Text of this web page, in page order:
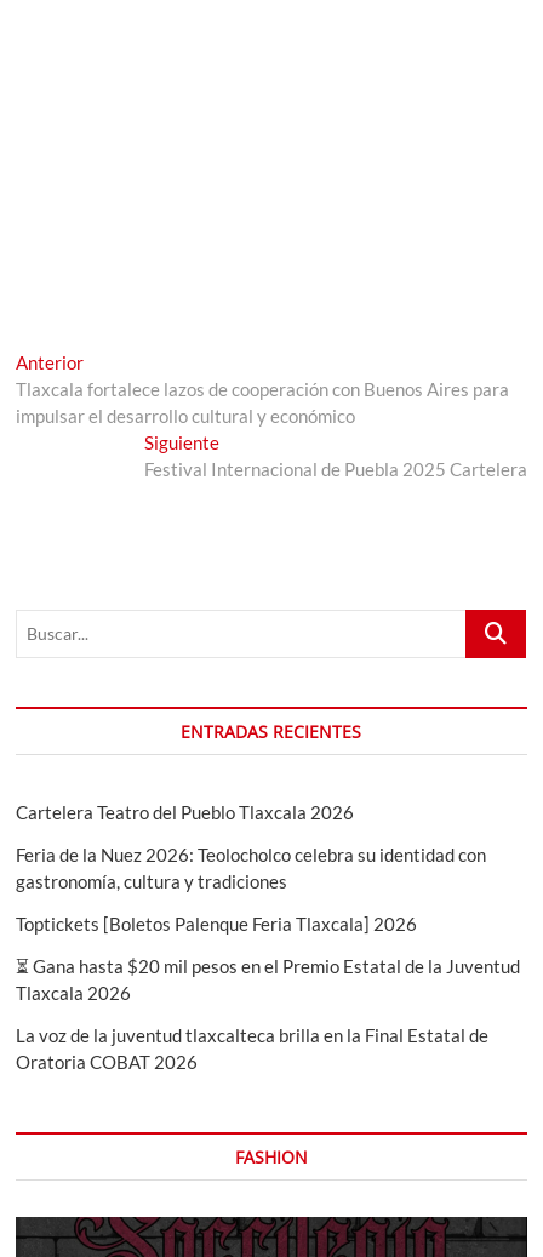
Navegación
de
AnteriorEntrada
anterior:
Tlaxcala fortalece lazos de cooperación con Buenos Aires para
impulsar el desarrollo cultural y económico
SiguienteEntrada
siguiente:
Festival Internacional de Puebla 2025 Cartelera
Buscar...
ENTRADAS RECIENTES
Cartelera Teatro del Pueblo Tlaxcala 2026
Feria de la Nuez 2026: Teolocholco celebra su identidad con
gastronomía, cultura y tradiciones
Toptickets [Boletos Palenque Feria Tlaxcala] 2026
⏳ Gana hasta $20 mil pesos en el Premio Estatal de la Juventud
Tlaxcala 2026
La voz de la juventud tlaxcalteca brilla en la Final Estatal de
Oratoria COBAT 2026
FASHION